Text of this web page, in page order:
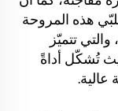
هذه المروحة
تتميّز
تُشكّل أداةً
عالية.